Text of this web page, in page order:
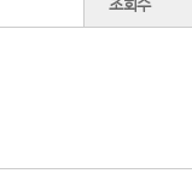
조회수